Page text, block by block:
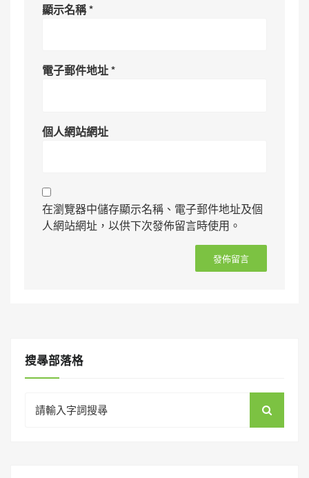
顯示名稱*
電子郵件地址*
個人網站網址
在瀏覽器中儲存顯示名稱、電子郵件地址及個
人網站網址，以供下次發佈留言時使用。
搜㝷部落格
for: